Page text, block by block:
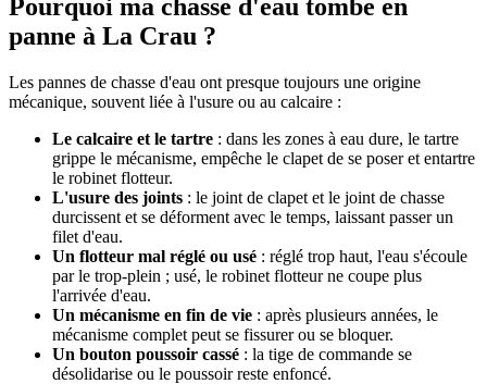
Pourquoi ma chasse d'eau tombe en
panne à La Crau ?
Les pannes de chasse d'eau ont presque toujours une origine
mécanique, souvent liée à l'usure ou au calcaire :
Le calcaire et le tartre : dans les zones à eau dure, le tartre
grippe le mécanisme, empêche le clapet de se poser et entartre
le robinet flotteur.
L'usure des joints : le joint de clapet et le joint de chasse
durcissent et se déforment avec le temps, laissant passer un
filet d'eau.
Un flotteur mal réglé ou usé : réglé trop haut, l'eau s'écoule
par le trop-plein ; usé, le robinet flotteur ne coupe plus
l'arrivée d'eau.
Un mécanisme en fin de vie : après plusieurs années, le
mécanisme complet peut se fissurer ou se bloquer.
Un bouton poussoir cassé : la tige de commande se
désolidarise ou le poussoir reste enfoncé.